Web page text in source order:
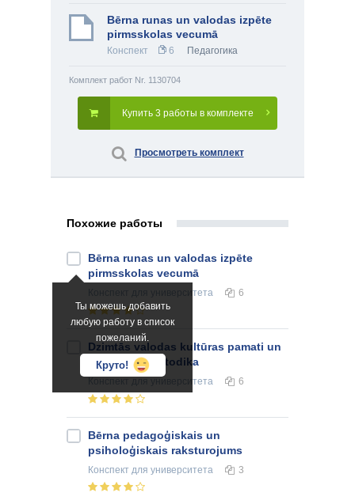
Bērna runas un valodas izpēte
pirmsskolas vecumā
Конспект 6 Педагогика
Комплект работ Nr. 1130704
Купить 3 работы в комплекте
Просмотреть комплект
Похожие работы
Ты можешь добавить
любую работу в список
пожеланий.
Круто!
Bērna runas un valodas izpēte
pirmsskolas vecumā
для университета 6
Dzimtās valodas kultūras pamati un
mācīšanas metodika
для университета 6
Bērna pedagoģiskais un
psiholoģiskais raksturojums
Конспект для университета 3